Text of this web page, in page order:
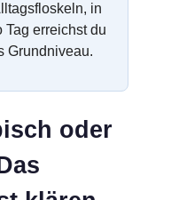
in
Tag erreichst du
Grundniveau.
oder